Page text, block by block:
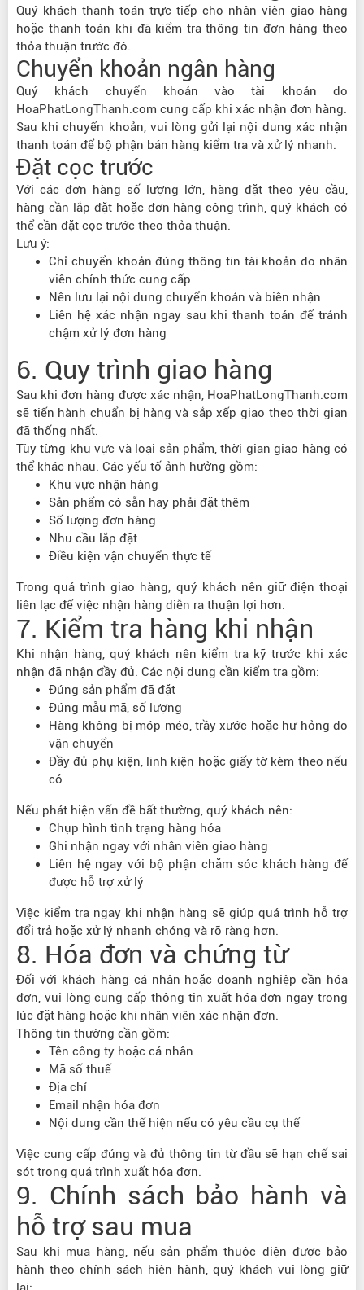
Quý khách thanh toán trực tiếp cho nhân viên giao hàng
hoặc thanh toán khi đã kiểm tra thông tin đơn hàng theo
thỏa thuận trước đó.
Chuyển khoản ngân hàng
Quý khách chuyển khoản vào tài khoản do
HoaPhatLongThanh.com cung cấp khi xác nhận đơn hàng.
Sau khi chuyển khoản, vui lòng gửi lại nội dung xác nhận
thanh toán để bộ phận bán hàng kiểm tra và xử lý nhanh.
Đặt cọc trước
Với các đơn hàng số lượng lớn, hàng đặt theo yêu cầu,
hàng cần lắp đặt hoặc đơn hàng công trình, quý khách có
thể cần đặt cọc trước theo thỏa thuận.
Lưu ý:
Chỉ chuyển khoản đúng thông tin tài khoản do nhân
viên chính thức cung cấp
Nên lưu lại nội dung chuyển khoản và biên nhận
Liên hệ xác nhận ngay sau khi thanh toán để tránh
chậm xử lý đơn hàng
6. Quy trình giao hàng
Sau khi đơn hàng được xác nhận, HoaPhatLongThanh.com
sẽ tiến hành chuẩn bị hàng và sắp xếp giao theo thời gian
đã thống nhất.
Tùy từng khu vực và loại sản phẩm, thời gian giao hàng có
thể khác nhau. Các yếu tố ảnh hưởng gồm:
Khu vực nhận hàng
Sản phẩm có sẵn hay phải đặt thêm
Số lượng đơn hàng
Nhu cầu lắp đặt
Điều kiện vận chuyển thực tế
Trong quá trình giao hàng, quý khách nên giữ điện thoại
liên lạc để việc nhận hàng diễn ra thuận lợi hơn.
7. Kiểm tra hàng khi nhận
Khi nhận hàng, quý khách nên kiểm tra kỹ trước khi xác
nhận đã nhận đầy đủ. Các nội dung cần kiểm tra gồm:
Đúng sản phẩm đã đặt
Đúng mẫu mã, số lượng
Hàng không bị móp méo, trầy xước hoặc hư hỏng do
vận chuyển
Đầy đủ phụ kiện, linh kiện hoặc giấy tờ kèm theo nếu
có
Nếu phát hiện vấn đề bất thường, quý khách nên:
Chụp hình tình trạng hàng hóa
Ghi nhận ngay với nhân viên giao hàng
Liên hệ ngay với bộ phận chăm sóc khách hàng để
được hỗ trợ xử lý
Việc kiểm tra ngay khi nhận hàng sẽ giúp quá trình hỗ trợ
đổi trả hoặc xử lý nhanh chóng và rõ ràng hơn.
8. Hóa đơn và chứng từ
Đối với khách hàng cá nhân hoặc doanh nghiệp cần hóa
đơn, vui lòng cung cấp thông tin xuất hóa đơn ngay trong
lúc đặt hàng hoặc khi nhân viên xác nhận đơn.
Thông tin thường cần gồm:
Tên công ty hoặc cá nhân
Mã số thuế
Địa chỉ
Email nhận hóa đơn
Nội dung cần thể hiện nếu có yêu cầu cụ thể
Việc cung cấp đúng và đủ thông tin từ đầu sẽ hạn chế sai
sót trong quá trình xuất hóa đơn.
9. Chính sách bảo hành và
hỗ trợ sau mua
Sau khi mua hàng, nếu sản phẩm thuộc diện được bảo
hành theo chính sách hiện hành, quý khách vui lòng giữ